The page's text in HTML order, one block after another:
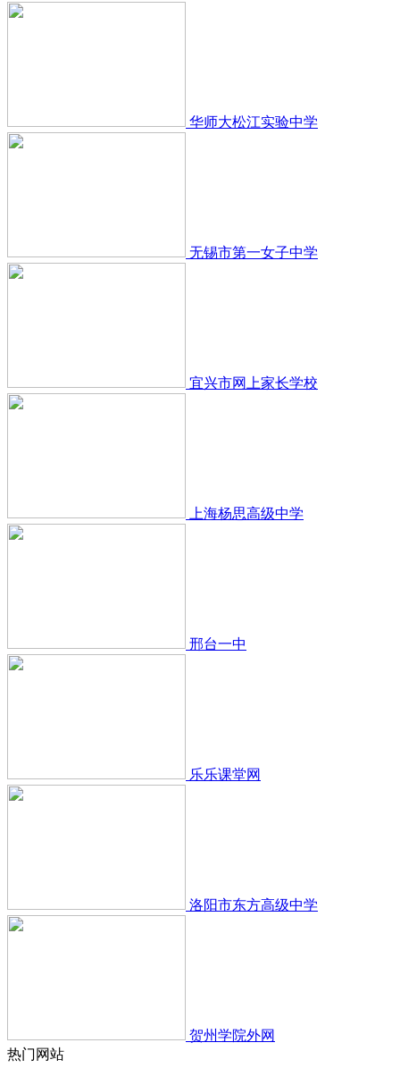
华师大松江实验中学
无锡市第一女子中学
宜兴市网上家长学校
上海杨思高级中学
邢台一中
乐乐课堂网
洛阳市东方高级中学
贺州学院外网
热门网站